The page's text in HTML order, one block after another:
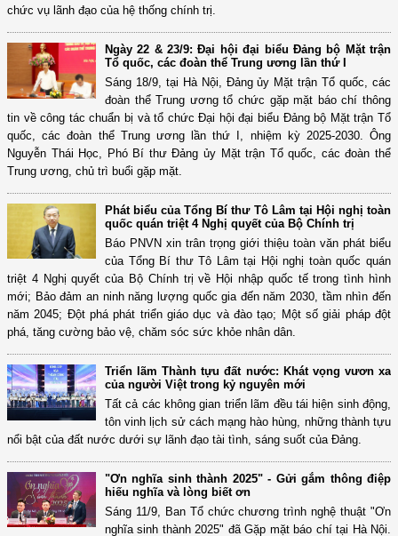
chức vụ lãnh đạo của hệ thống chính trị.
Ngày 22 & 23/9: Đại hội đại biểu Đảng bộ Mặt trận
Tổ quốc, các đoàn thể Trung ương lần thứ I
Sáng 18/9, tại Hà Nội, Đảng ủy Mặt trận Tổ quốc, các
đoàn thể Trung ương tổ chức gặp mặt báo chí thông
tin về công tác chuẩn bị và tổ chức Đại hội đại biểu Đảng bộ Mặt trận Tổ
quốc, các đoàn thể Trung ương lần thứ I, nhiệm kỳ 2025-2030. Ông
Nguyễn Thái Học, Phó Bí thư Đảng ủy Mặt trận Tổ quốc, các đoàn thể
Trung ương, chủ trì buổi gặp mặt.
Phát biểu của Tổng Bí thư Tô Lâm tại Hội nghị toàn
quốc quán triệt 4 Nghị quyết của Bộ Chính trị
Báo PNVN xin trân trọng giới thiệu toàn văn phát biểu
của Tổng Bí thư Tô Lâm tại Hội nghị toàn quốc quán
triệt 4 Nghị quyết của Bộ Chính trị về Hội nhập quốc tế trong tình hình
mới; Bảo đảm an ninh năng lượng quốc gia đến năm 2030, tầm nhìn đến
năm 2045; Đột phá phát triển giáo dục và đào tạo; Một số giải pháp đột
phá, tăng cường bảo vệ, chăm sóc sức khỏe nhân dân.
Triển lãm Thành tựu đất nước: Khát vọng vươn xa
của người Việt trong kỷ nguyên mới
Tất cả các không gian triển lãm đều tái hiện sinh động,
tôn vinh lịch sử cách mạng hào hùng, những thành tựu
nổi bật của đất nước dưới sự lãnh đạo tài tình, sáng suốt của Đảng.
"Ơn nghĩa sinh thành 2025" - Gửi gắm thông điệp
hiếu nghĩa và lòng biết ơn
Sáng 11/9, Ban Tổ chức chương trình nghệ thuật "Ơn
nghĩa sinh thành 2025" đã Gặp mặt báo chí tại Hà Nội.